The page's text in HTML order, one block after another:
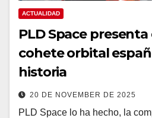
ACTUALIDAD
PLD Space
cohete orbital
historia
20 DE NOVEMBER DE 2025
PLD Space lo ha hecho, la